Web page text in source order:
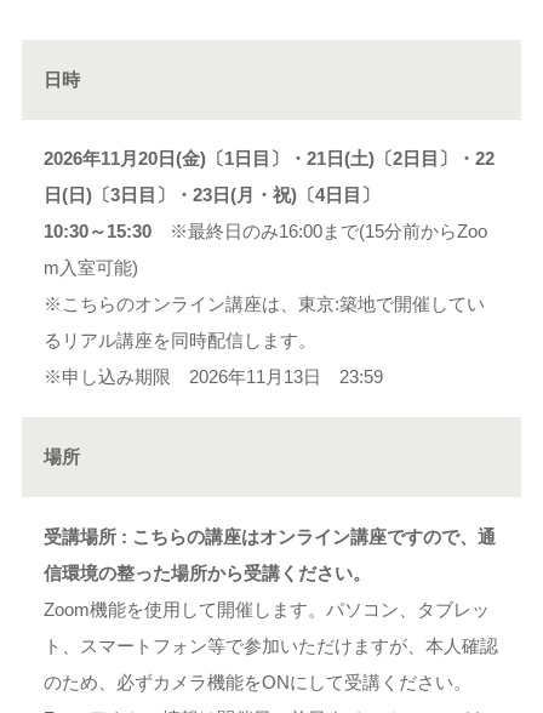
日時
2026年11月20日(金)〔1日目〕・21日(土)〔2日目〕・22
日(日)〔3日目〕・23日(月・祝)〔4日目〕
10:30～15:30※最終日のみ16:00まで(15分前からZoo
m入室可能)
※こちらのオンライン講座は、東京:築地で開催してい
るリアル講座を同時配信します。
※申し込み期限 2026年11月13日 23:59
場所
受講場所 : こちらの講座はオンライン講座ですので、通
信環境の整った場所から受講ください。
Zoom機能を使用して開催します。パソコン、タブレッ
ト、スマートフォン等で参加いただけますが、本人確認
のため、必ずカメラ機能をONにして受講ください。